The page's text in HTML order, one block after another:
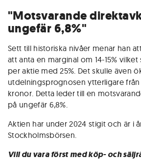
"Motsvarande
ungefär 6,8%"
Sett till historiska nivåer menar han
att anta en marginal om 14-15%
per aktie med 25%. Det skulle även
utdelningsprognosen ytterligare från
kronor. Detta leder till en
på ungefär 6,8%.
Aktien har under 2024 stigit och är i
Stockholmsbörsen.
Vill du vara först med köp- och